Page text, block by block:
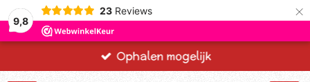
9,8
23 Reviews ×
Ophalen mogelijk